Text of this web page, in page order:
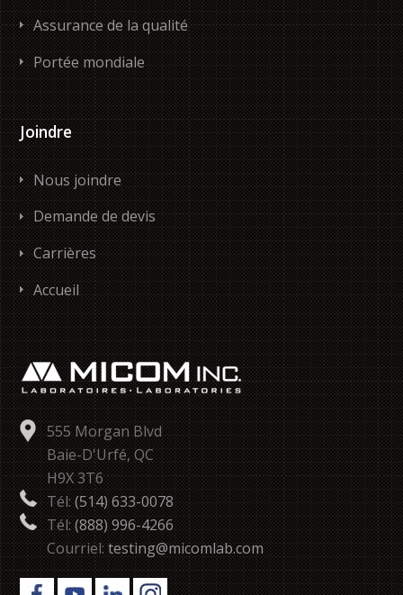
Assurance de la qualité
Portée mondiale
Joindre
Nous joindre
Demande de devis
Carrières
Accueil
555 Morgan Blvd
Baie-D'Urfé, QC
H9X 3T6
Tél:(514) 633-0078
Tél:(888) 996-4266
Courriel:testing@micomlab.com